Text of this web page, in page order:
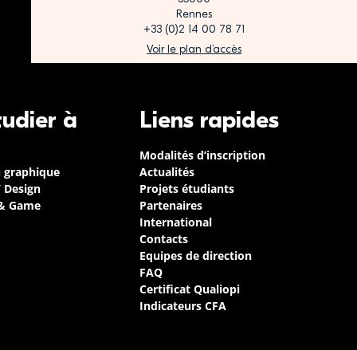
Rennes
+33 (0)2 14 00 78 71
Voir le plan d’accès
à
graphique
Design
Game
Liens rapides
Modalités d’inscription
Actualités
Projets étudiants
Partenaires
International
Contacts
Equipes de direction
FAQ
Certificat Qualiopi
Indicateurs CFA